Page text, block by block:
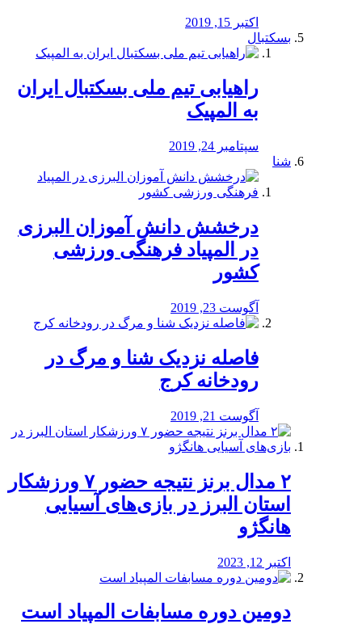
اکتبر 15, 2019
بسکتبال
راهیابی تیم ملی بسکتبال ایران
به المپیک
سپتامبر 24, 2019
شنا
درخشش دانش آموزان البرزی
در المپیاد فرهنگی ورزشی
کشور
آگوست 23, 2019
️فاصله نزدیک شنا و مرگ در
رودخانه کرج
آگوست 21, 2019
۲ مدال برنز نتیجه حضور ۷ ورزشکار
استان البرز در بازی‌های آسیایی
هانگژو
اکتبر 12, 2023
دومین دوره مسابفات المپیاد است